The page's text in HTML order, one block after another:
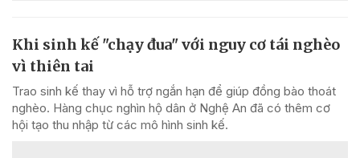
Khi sinh kế "chạy đua" với nguy cơ tái nghèo
vì thiên tai
Trao sinh kế thay vì hỗ trợ ngắn hạn để giúp đồng bào thoát
nghèo. Hàng chục nghìn hộ dân ở Nghệ An đã có thêm cơ
hội tạo thu nhập từ các mô hình sinh kế.